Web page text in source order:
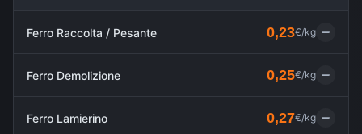
Ferro Raccolta / Pesante 0,23€/kg
Ferro Demolizione 0,25€/kg
Ferro Lamierino 0,27€/kg